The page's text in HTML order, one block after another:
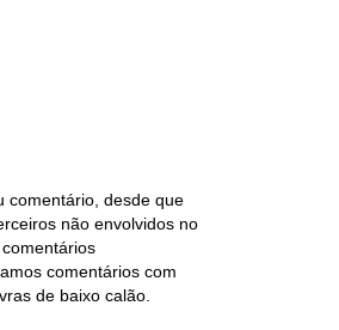
comentário, desde que
não envolvidos no
comentários com
de baixo calão.